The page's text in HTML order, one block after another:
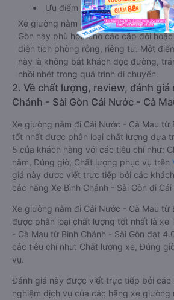
Ưu điểm
Xe giường nằm đôi đi Cái Nước - Cà
Gòn này phù hợp cho các cặp đôi
diện tích phòng rộng, riêng tư. Một
này là không bắt khách dọc đường,
nhồi nhét trong quá trình di chuyển.
2. Về chất lượng, review, đánh giá
Chánh - Sài Gòn Cái Nước - Cà
Xe giường nằm đi Cái Nước - Cà Mau từ
tốt nhất được phân loại chất lượng dựa
5 của khách hàng với các tiêu chí như:
nằm, Đúng giờ, Chất lượng phục vụ trên
giá này được viết trực tiếp bởi các
các hãng Xe Bình Chánh - Sài Gòn đi
Xe giường nằm đi Cái Nước - Cà Mau từ
được phân loại chất lượng tốt nhất là xe
- Cà Mau từ Bình Chánh - Sài Gòn đạt
các tiêu chí như: Chất lượng xe, Đúng
vụ.
Đánh giá này được viết trực tiếp bởi các
nghiệm dịch vụ của các hãng xe giường